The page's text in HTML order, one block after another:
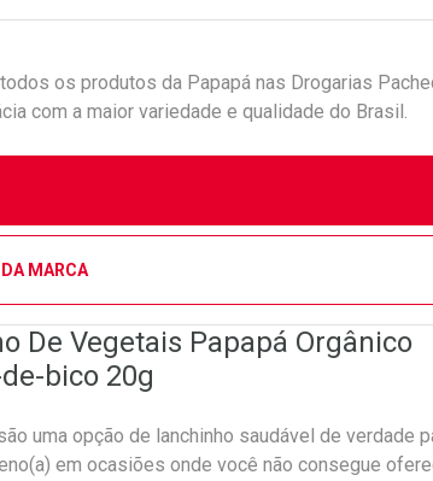
os produtos da Papapá nas Drogarias
com a maior variedade e qualidade do Brasil.
MARCA
De Vegetais Papapá Orgânico
bico 20g
uma opção de lanchinho saudável de verdade
em ocasiões onde você não consegue